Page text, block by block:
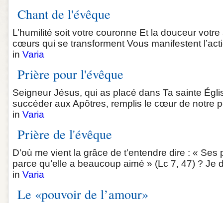
Chant de l'évêque
L’humilité soit votre couronne Et la douceur
cœurs qui se transforment Vous manifestent
in Varia
Prière pour l'évêque
Seigneur Jésus, qui as placé dans Ta sainte
succéder aux Apôtres, remplis le cœur de notre
in Varia
Prière de l'évêque
D’où me vient la grâce de t’entendre dire : «
parce qu’elle a beaucoup aimé » (Lc 7, 47) ? Je
in Varia
Le «pouvoir de l’amour»